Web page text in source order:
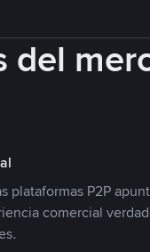
del
plataformas P2P
comercial